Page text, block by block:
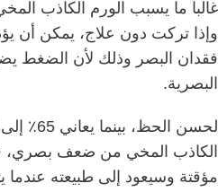
غالباً ما يسبب الورم الكاذب
وإذا تركت دون علاج، يمكن أن
فقدان البصر وذلك لأن الضغط
البصرية.
الكاذب المخي من ضعف بصري،
مؤقتة وسيعود إلى طبيعته